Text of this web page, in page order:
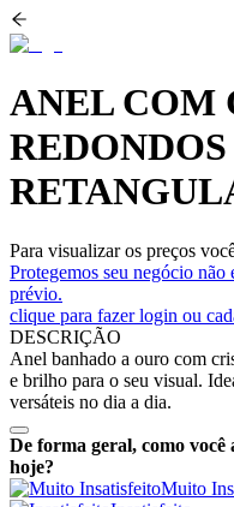
ANEL COM
REDONDOS
Para visualizar os preços
Protegemos seu negócio
prévio.
clique para fazer login ou
DESCRIÇÃO
Anel banhado a ouro com
e brilho para o seu visual.
versáteis no dia a dia.
De forma geral, como você
hoje?
Muito